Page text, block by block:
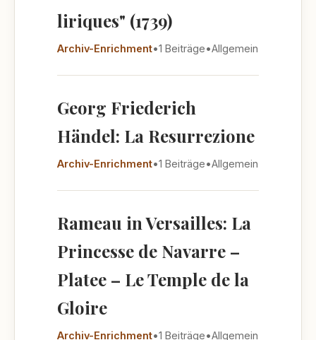
liriques" (1739)
Archiv-Enrichment•1 Beiträge•Allgemein
Georg Friederich
Händel: La Resurrezione
Archiv-Enrichment•1 Beiträge•Allgemein
Rameau in Versailles: La
Princesse de Navarre –
Platee – Le Temple de la
Gloire
Archiv-Enrichment•1 Beiträge•Allgemein